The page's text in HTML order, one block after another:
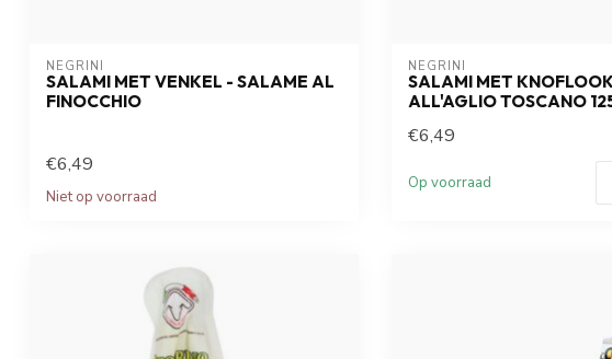
NEGRINI
SALAMI MET VENKEL - SALAME AL
FINOCCHIO
€6,49
Niet op voorraad
NEGRINI
SALAMI MET
ALL'AGLIO TOSCANO
€6,49
Op voorraad